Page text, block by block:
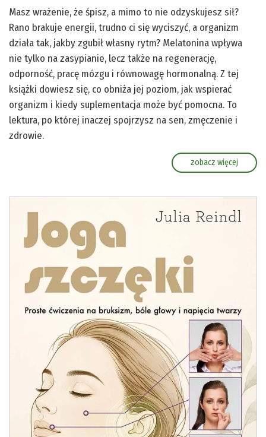
Masz wrażenie, że śpisz, a mimo to nie odzyskujesz sił?
Rano brakuje energii, trudno ci się wyciszyć, a organizm
działa tak, jakby zgubił własny rytm? Melatonina wpływa
nie tylko na zasypianie, lecz także na regenerację,
odporność, pracę mózgu i równowagę hormonalną. Z tej
książki dowiesz się, co obniża jej poziom, jak wspierać
organizm i kiedy suplementacja może być pomocna. To
lektura, po której inaczej spojrzysz na sen, zmęczenie i
zdrowie.
zobacz więcej